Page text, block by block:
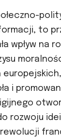
to
wpływ na
i
rozwoju idei